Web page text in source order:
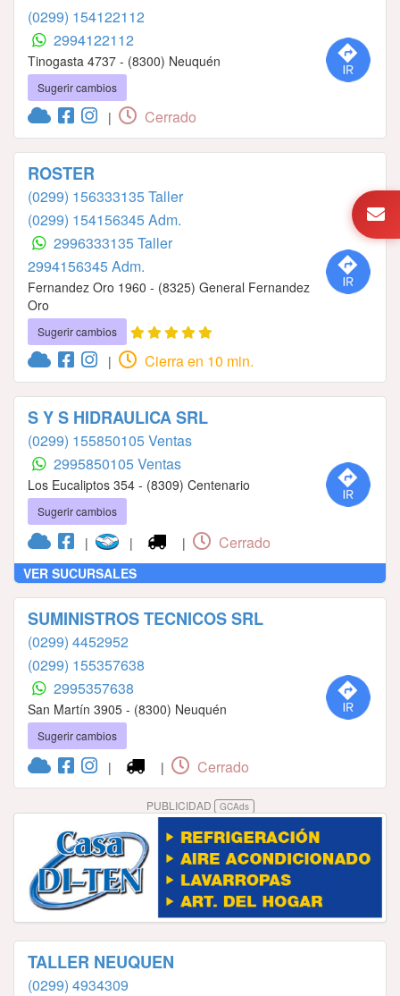
(0299) 154122112
2994122112
Tinogasta 4737 - (8300) Neuquén
Sugerir cambios
| Cerrado
ROSTER
(0299) 156333135 Taller
(0299) 154156345 Adm.
2996333135 Taller
2994156345 Adm.
Fernandez Oro 1960 - (8325) General Fernandez
Oro
Sugerir cambios
| Cierra en 10 min.
S Y S HIDRAULICA SRL
(0299) 155850105 Ventas
2995850105 Ventas
Los Eucaliptos 354 - (8309) Centenario
Sugerir cambios
| | | Cerrado
VER SUCURSALES
SUMINISTROS TECNICOS SRL
(0299) 4452952
(0299) 155357638
2995357638
San Martín 3905 - (8300) Neuquén
Sugerir cambios
| | Cerrado
PUBLICIDAD GCAds
TALLER NEUQUEN
(0299) 4934309